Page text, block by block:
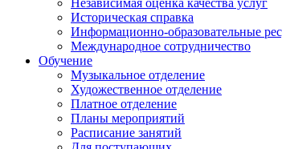
Историческая справка
Информационно-образовательные
Международное сотрудничество
Обучение
Музыкальное отделение
Художественное отделение
Платное отделение
Планы мероприятий
Расписание занятий